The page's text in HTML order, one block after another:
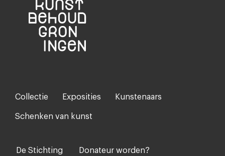
Footer-
menu
Collectie Exposities Kunstenaars
Schenken van kunst
Voet
De Stichting Donateur worden?